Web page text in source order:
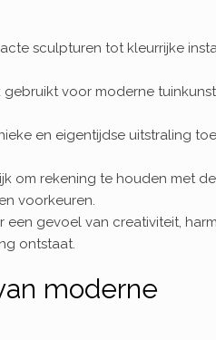
sculpturen tot kleurrijke
voor moderne
en eigentijdse uitstraling
om rekening te houden met
voorkeuren.
gevoel van creativiteit,
ontstaat.
moderne